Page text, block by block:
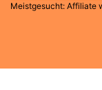
Meistgesucht: Affiliate